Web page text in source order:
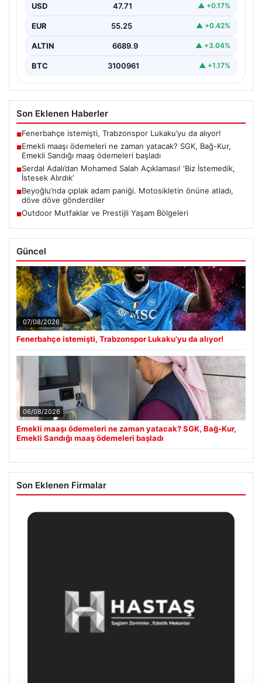
USD 47.71 ▲ +0.17%
EUR 55.25 ▲ +0.42%
ALTIN 6689.9 ▲ +3.04%
BTC 3100961 ▲ +1.17%
Son Eklenen Haberler
■Fenerbahçe istemişti, Trabzonspor Lukaku’yu da alıyor!
■Emekli maaşı ödemeleri ne zaman yatacak? SGK, Bağ-Kur,
Emekli Sandığı maaş ödemeleri başladı
■Serdal Adalı’dan Mohamed Salah Açıklaması! ‘Biz İstemedik,
İstesek Alırdık’
■Beyoğlu’nda çıplak adam paniği. Motosikletin önüne atladı,
döve döve gönderdiler
■Outdoor Mutfaklar ve Prestijli Yaşam Bölgeleri
Güncel
07/08/2026
Fenerbahçe istemişti, Trabzonspor Lukaku’yu da alıyor!
06/08/2026
Emekli maaşı ödemeleri ne zaman yatacak? SGK, Bağ-Kur,
Emekli Sandığı maaş ödemeleri başladı
Son Eklenen Firmalar